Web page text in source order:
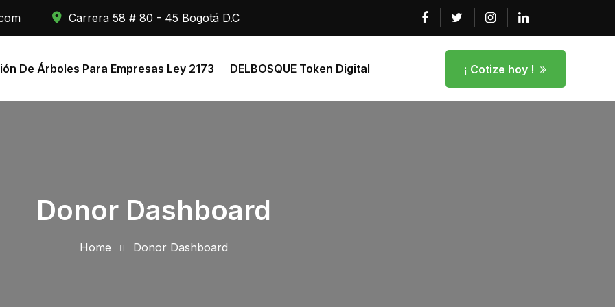
Carrera 58 # 80 - 45 Bogotá D.C
De Árboles Para Empresas Ley 2173 DELBOSQUE Token Digital ¡ Cotize hoy !
Donor Dashboard
Home Donor Dashboard